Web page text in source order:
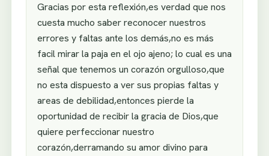
Gracias por esta reflexión,es verdad que nos
cuesta mucho saber reconocer nuestros
errores y faltas ante los demás,no es más
facil mirar la paja en el ojo ajeno; lo cual es una
señal que tenemos un corazón orgulloso,que
no esta dispuesto a ver sus propias faltas y
areas de debilidad,entonces pierde la
oportunidad de recibir la gracia de Dios,que
quiere perfeccionar nuestro
corazón,derramando su amor divino para